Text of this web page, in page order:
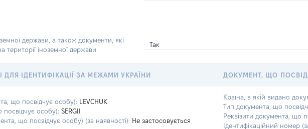
держави, а також документи, які
іноземної держави
Так
ДЛЯ ІДЕНТИФІКАЦІЇ ЗА МЕЖАМИ УКРАЇНИ ДОКУМЕНТ, ЩО
що посвідчує особу):
LEVCHUK
посвідчує особу): SERGII
що посвідчує особу) (за наявності): Не застосовується
Країна, в якій видано
Тип документа, що
Реквізити документа, що
Ідентифікаційний номер